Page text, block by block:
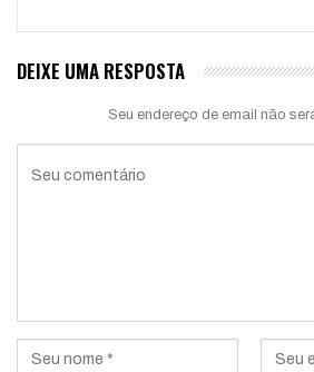
DEIXE UMA RESPOSTA
Seu endereço de email não